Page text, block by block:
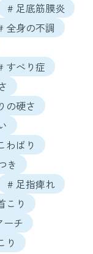
# 足底筋膜炎
全身の不調
すべり症
の硬さ
わばり
き
# 足指痺れ
こり
ーチ
り